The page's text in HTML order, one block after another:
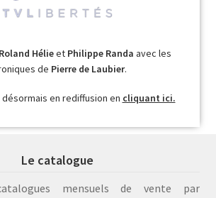
Roland Hélieet Philippe Randa avec les
de Pierre de Laubier.
en rediffusion en cliquant ici.
Le catalogue
mensuels de vente par